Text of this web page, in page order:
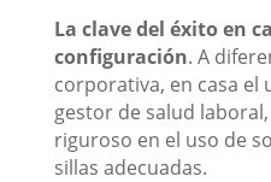
La clave del éxito en
configuración. A
corporativa, en casa el
gestor de salud
riguroso en el uso de
sillas adecuadas.